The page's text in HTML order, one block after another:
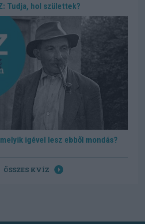
Tudja, hol születtek?
igével lesz ebből mondás?
ÖSSZES KVÍZ